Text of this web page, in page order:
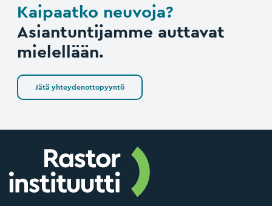
Kaipaatko neuvoja?
Asiantuntijamme auttavat
mielellään.
Jätä yhteydenottopyyntö